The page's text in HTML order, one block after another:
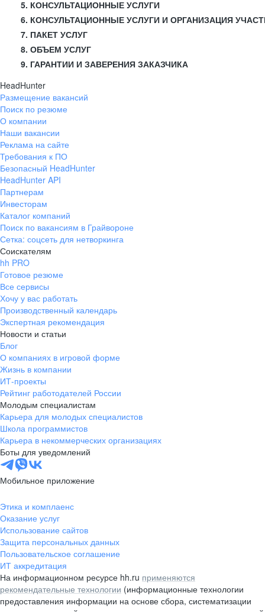
5. КОНСУЛЬТАЦИОННЫЕ УСЛУГИ
6. КОНСУЛЬТАЦИОННЫЕ УСЛУГИ И ОРГАНИЗАЦИЯ
7. ПАКЕТ УСЛУГ
8. ОБЪЕМ УСЛУГ
9. ГАРАНТИИ И ЗАВЕРЕНИЯ ЗАКАЗЧИКА
HeadHunter
Размещение вакансий
Поиск по резюме
О компании
Наши вакансии
Реклама на сайте
Требования к ПО
Безопасный HeadHunter
HeadHunter API
Партнерам
Инвесторам
Каталог компаний
Поиск по вакансиям в Грайвороне
Сетка: соцсеть для нетворкинга
Соискателям
hh PRO
Готовое резюме
Все сервисы
Хочу у вас работать
Производственный календарь
Экспертная рекомендация
Новости и статьи
Блог
О компаниях в игровой форме
Жизнь в компании
ИТ-проекты
Рейтинг работодателей России
Молодым специалистам
Карьера для молодых специалистов
Школа программистов
Карьера в некоммерческих организациях
Боты для уведомлений
Мобильное приложение
Этика и комплаенс
Оказание услуг
Использование сайтов
Защита персональных данных
Пользовательское соглашение
ИТ аккредитация
На информационном ресурсе hh.ru применяются
рекомендательные технологии (информационные технологии
предоставления информации на основе сбора, систематизации